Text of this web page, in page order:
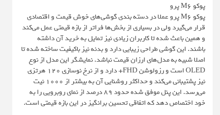
پوکو M6 پرو
پوکو M6 پرو عملا در دسته‌ بندی گوشی‌های خوش قیمت و اقتصادی
قرار می‌گیرد ولی در بسیاری از بخش‌ها فراتر از بازه قیمتی عمل می‌کند
و همین باعث شده تا کاربران زیادی نیز تمایل به خرید آن داشته
باشند. این گوشی طراحی زیبایی دارد و بدنه نیز باکیفیت ساخته شده تا
اصلا شبیه به مدل‌های ارزان قیمت نباشد. نمایشگر این مدل از نوع
OLED است و رزولوشن FHD+ دارد و از نرخ نوسازی 120 هرتزی
نیز پشتیبانی می‌کند و حداکثر روشنایی آن به بیشتر از 1000 نیت
می‌رسد. این پنل موفق شده حدود 89 درصد از نمای روبرویی را به
خود اختصاص دهد که اتفاقی تحسین برانگیز در این بازه قیمتی است.